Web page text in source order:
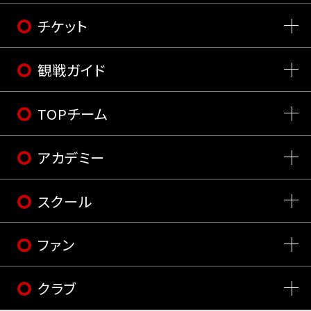
チケット
観戦ガイド
TOPチーム
アカデミー
スクール
ファン
クラブ